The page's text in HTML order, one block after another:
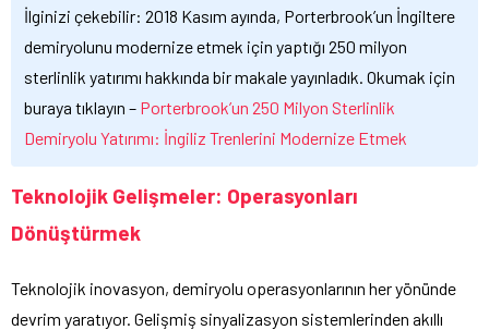
İlginizi çekebilir: 2018 Kasım ayında, Porterbrook’un İngiltere
demiryolunu modernize etmek için yaptığı 250 milyon
sterlinlik yatırımı hakkında bir makale yayınladık. Okumak için
buraya tıklayın – Porterbrook’un 250 Milyon Sterlinlik
Demiryolu Yatırımı: İngiliz Trenlerini Modernize Etmek
Teknolojik Gelişmeler: Operasyonları
Dönüştürmek
Teknolojik inovasyon, demiryolu operasyonlarının her yönünde
devrim yaratıyor. Gelişmiş sinyalizasyon sistemlerinden akıllı